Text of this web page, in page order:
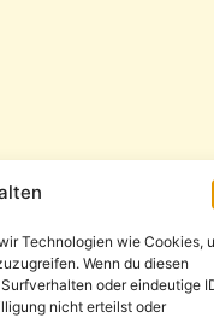
Technologien wie Cookies,
Wenn du diesen
oder eindeutige
nicht erteilst oder